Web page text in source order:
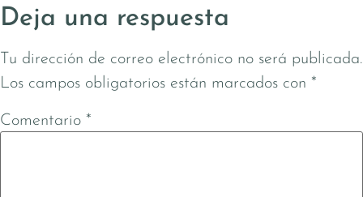
Deja una respuesta
Tu dirección de correo electrónico no será publicada.
Los campos obligatorios están marcados con *
Comentario *